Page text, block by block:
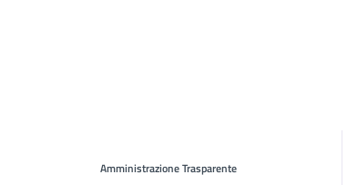
Amministrazione Trasparente